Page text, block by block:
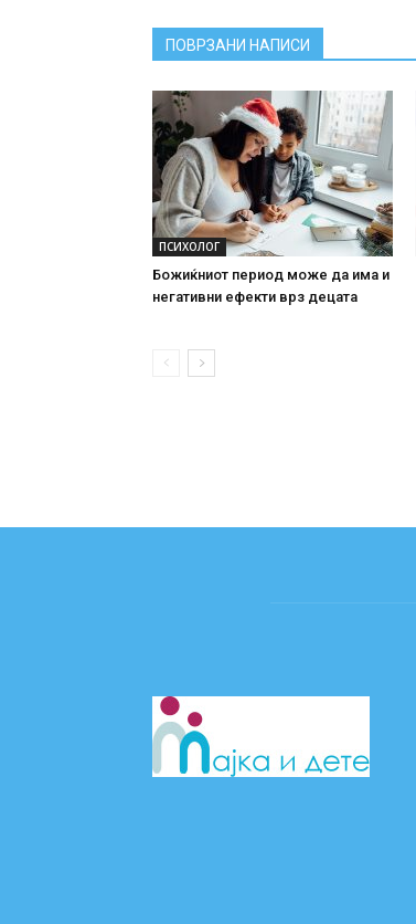
ПОВРЗАНИ НАПИСИ
ПСИХОЛОГ
Божиќниот период може да има и
негативни ефекти врз децата